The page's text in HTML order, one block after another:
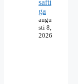
safti
ga
augu
sti 8,
2026